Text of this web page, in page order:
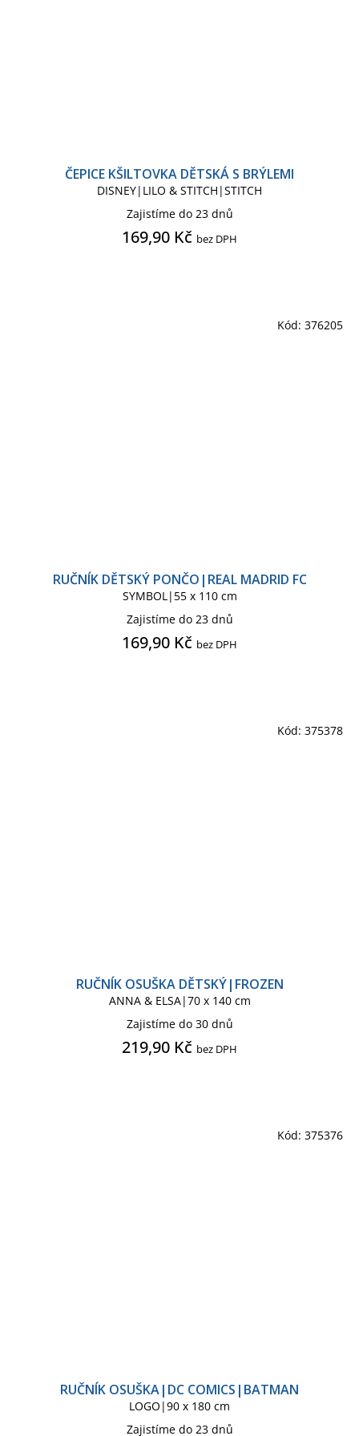
ČEPICE KŠILTOVKA DĚTSKÁ S BRÝLEMI
DISNEY|LILO & STITCH|STITCH
Zajistíme do 23 dnů
169,90 Kč bez DPH
RUČNÍK DĚTSKÝ PONČO|REAL MADRID FC
SYMBOL|55 x 110 cm
Zajistíme do 23 dnů
169,90 Kč bez DPH
Kód: 376205
RUČNÍK OSUŠKA DĚTSKÝ|FROZEN
ANNA & ELSA|70 x 140 cm
Zajistíme do 30 dnů
219,90 Kč bez DPH
Kód: 375378
RUČNÍK OSUŠKA|DC COMICS|BATMAN
LOGO|90 x 180 cm
Zajistíme do 23 dnů
Kód: 375376